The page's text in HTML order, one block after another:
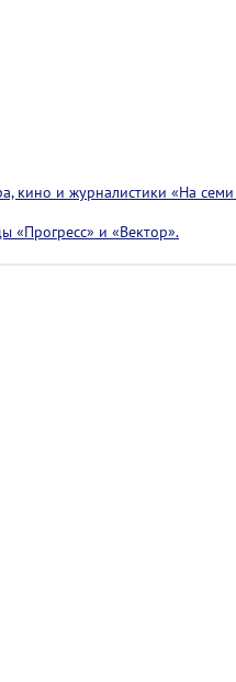
кино и журналистики «На
«Прогресс» и «Вектор».